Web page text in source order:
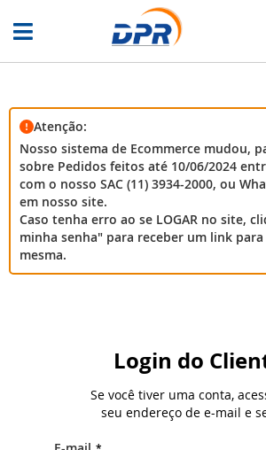
Atenção:
Nosso sistema de Ecommerce mudou,
sobre Pedidos feitos até 10/06/2024
com o nosso SAC (11) 3934-2000, ou
em nosso site.
Caso tenha erro ao se LOGAR no site,
minha senha" para receber um link
mesma.
Login do
Se você tiver uma conta,
seu endereço de e-mail e